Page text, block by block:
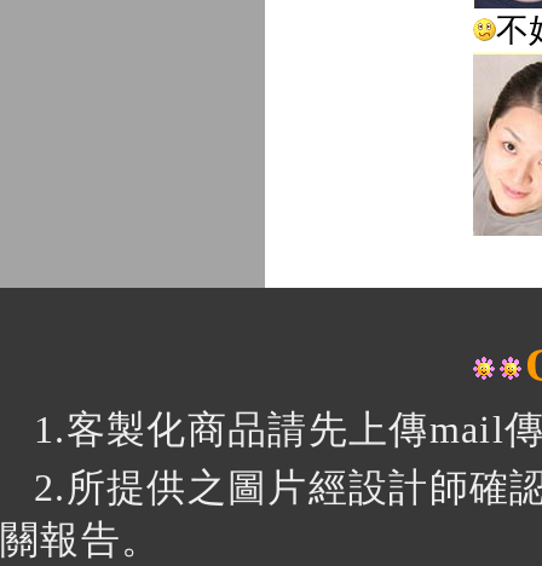
不
1.客製化商品請先上傳mail
2.所提供之圖片經設計師確
關報告。